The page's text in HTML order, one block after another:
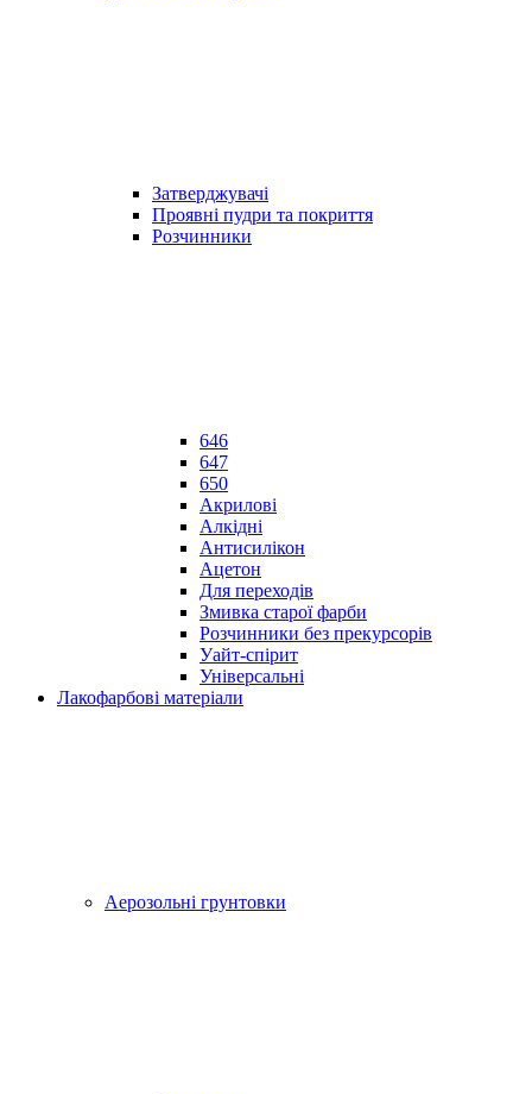
Затверджувачі
Проявні пудри та покриття
Розчинники
646
647
650
Акрилові
Алкідні
Антисилікон
Ацетон
Для переходів
Змивка старої фарби
Розчинники без прекурсорів
Уайт-спірит
Універсальні
Лакофарбові матеріали
Аерозольні грунтовки